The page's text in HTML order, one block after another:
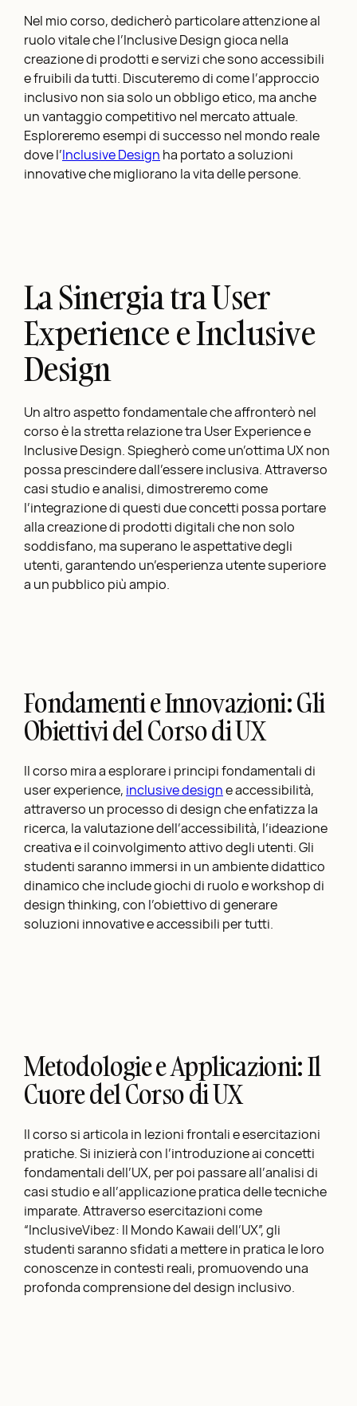
Nel mio corso, dedicherò particolare attenzione al
ruolo vitale che l’Inclusive Design gioca nella
creazione di prodotti e servizi che sono accessibili
e fruibili da tutti. Discuteremo di come l’approccio
inclusivo non sia solo un obbligo etico, ma anche
un vantaggio competitivo nel mercato attuale.
Esploreremo esempi di successo nel mondo reale
dove l’Inclusive Design ha portato a soluzioni
innovative che migliorano la vita delle persone.
La Sinergia tra User
Experience e Inclusive
Design
Un altro aspetto fondamentale che affronterò nel
corso è la stretta relazione tra User Experience e
Inclusive Design. Spiegherò come un’ottima UX non
possa prescindere dall’essere inclusiva. Attraverso
casi studio e analisi, dimostreremo come
l’integrazione di questi due concetti possa portare
alla creazione di prodotti digitali che non solo
soddisfano, ma superano le aspettative degli
utenti, garantendo un’esperienza utente superiore
a un pubblico più ampio.
Fondamenti e Innovazioni: Gli
Obiettivi del Corso di UX
Il corso mira a esplorare i principi fondamentali di
user experience, inclusive designe accessibilità,
attraverso un processo di design che enfatizza la
ricerca, la valutazione dell’accessibilità, l’ideazione
creativa e il coinvolgimento attivo degli utenti. Gli
studenti saranno immersi in un ambiente didattico
dinamico che include giochi di ruolo e workshop di
design thinking, con l’obiettivo di generare
soluzioni innovative e accessibili per tutti.
Metodologie e Applicazioni: Il
Cuore del Corso di UX
Il corso si articola in lezioni frontali e esercitazioni
pratiche. Si inizierà con l’introduzione ai concetti
fondamentali dell’UX, per poi passare all’analisi di
casi studio e all’applicazione pratica delle tecniche
imparate. Attraverso esercitazioni come
“InclusiveVibez: Il Mondo Kawaii dell’UX”, gli
studenti saranno sfidati a mettere in pratica le loro
conoscenze in contesti reali, promuovendo una
profonda comprensione del design inclusivo.